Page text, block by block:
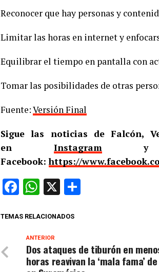
Reconocer que hay personas y
Limitar las horas en internet y
Equilibrar el tiempo en pantalla con
Tomar las posibilidades de otras
Fuente:Versión Final
Sigue las noticias de Falcón,
en Instagramy
Facebook:https://
Facebook
WhatsApp
X
TEMAS RELACIONADOS
ANTERIOR
Dos ataques de tiburón en
horas reavivan la ‘mala fama’